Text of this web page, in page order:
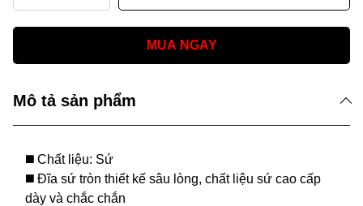
MUA NGAY
Mô tả sản phẩm
◼️ Chất liệu: Sứ
◼️ Đĩa sứ tròn thiết kế sâu lòng, chất liệu sứ cao cấp
dày và chắc chắn